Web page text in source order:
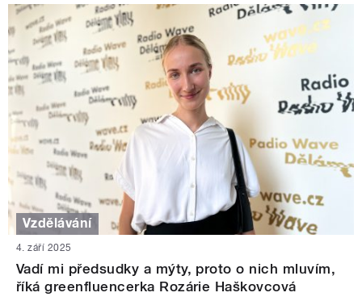
Vzdělávání
4. září 2025
Vadí mi předsudky a mýty, proto o nich mluvím,
říká greenfluencerka Rozárie Haškovcová